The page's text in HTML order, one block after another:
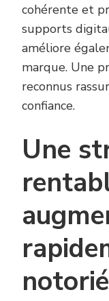
cohérente et
supports
améliore
marque. Une
reconnus
confiance.
Une